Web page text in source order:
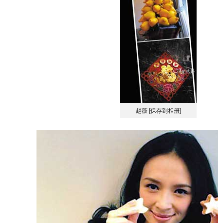
赵薇 [保存到相册]